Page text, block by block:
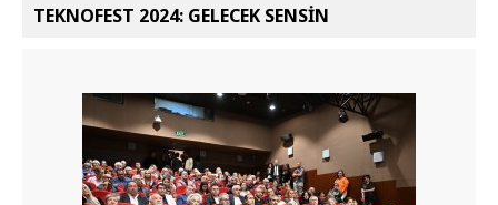
TEKNOFEST 2024: GELECEK SENSİN